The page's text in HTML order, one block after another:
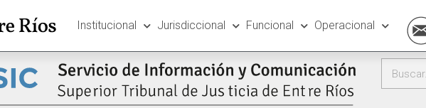
Institucional Jurisdiccional Funcional Operacional